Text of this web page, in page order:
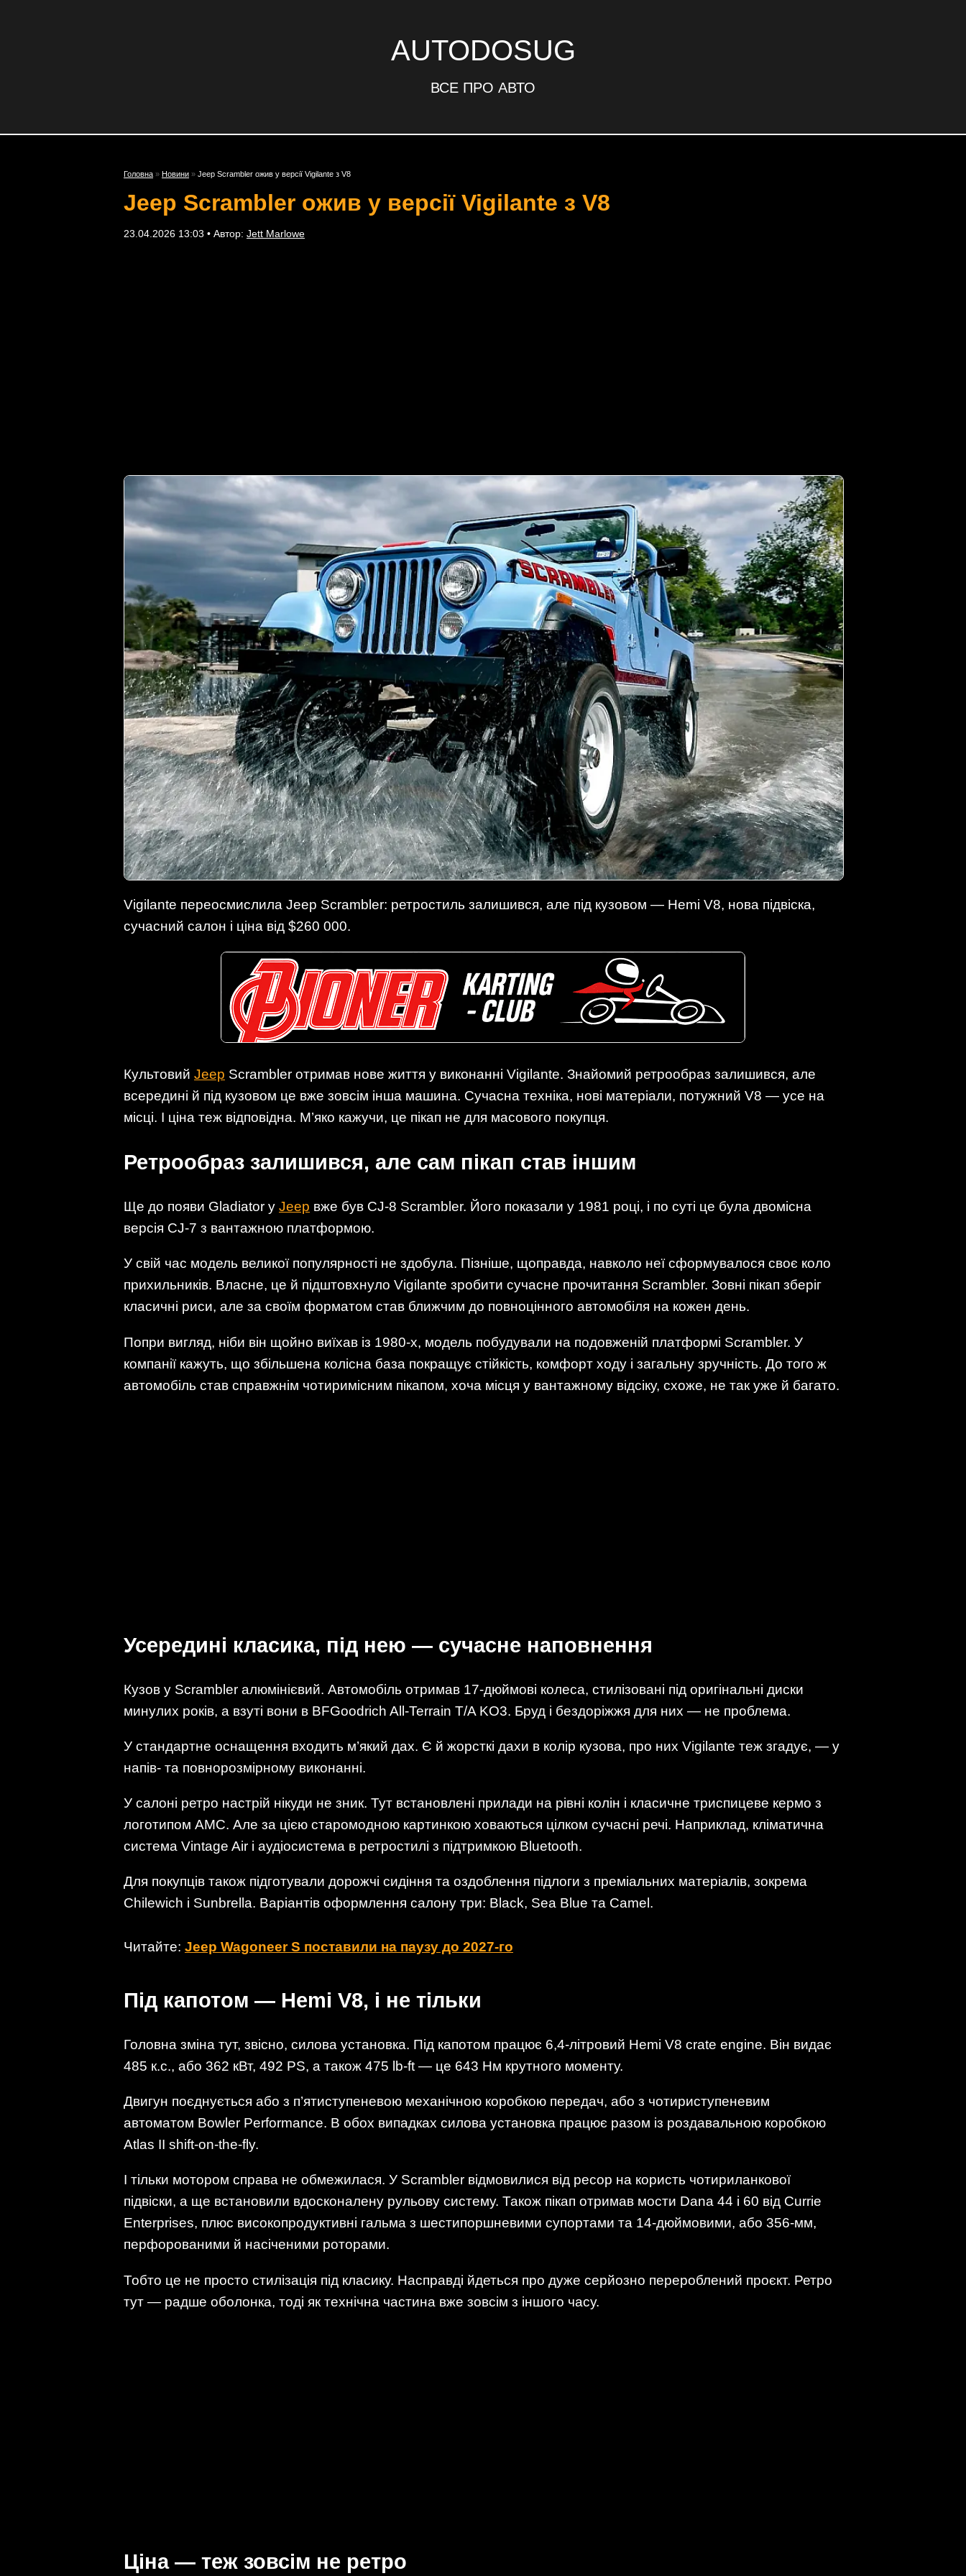
AUTODOSUG
ВСЕ ПРО АВТО
Головна » Новини » Jeep Scrambler ожив у версії Vigilante з V8
Jeep Scrambler ожив у версії Vigilante з V8
23.04.2026 13:03 • Автор: Jett Marlowe
Vigilante переосмислила Jeep Scrambler: ретростиль залишився, але під кузовом — Hemi V8, нова підвіска,
сучасний салон і ціна від $260 000.
Культовий Jeep Scrambler отримав нове життя у виконанні Vigilante. Знайомий ретрообраз залишився, але
всередині й під кузовом це вже зовсім інша машина. Сучасна техніка, нові матеріали, потужний V8 — усе на
місці. І ціна теж відповідна. М’яко кажучи, це пікап не для масового покупця.
Ретрообраз залишився, але сам пікап став іншим
Ще до появи Gladiator у Jeep вже був CJ-8 Scrambler. Його показали у 1981 році, і по суті це була двомісна
версія CJ-7 з вантажною платформою.
У свій час модель великої популярності не здобула. Пізніше, щоправда, навколо неї сформувалося своє коло
прихильників. Власне, це й підштовхнуло Vigilante зробити сучасне прочитання Scrambler. Зовні пікап зберіг
класичні риси, але за своїм форматом став ближчим до повноцінного автомобіля на кожен день.
Попри вигляд, ніби він щойно виїхав із 1980-х, модель побудували на подовженій платформі Scrambler. У
компанії кажуть, що збільшена колісна база покращує стійкість, комфорт ходу і загальну зручність. До того ж
автомобіль став справжнім чотиримісним пікапом, хоча місця у вантажному відсіку, схоже, не так уже й багато.
Усередині класика, під нею — сучасне наповнення
Кузов у Scrambler алюмінієвий. Автомобіль отримав 17-дюймові колеса, стилізовані під оригінальні диски
минулих років, а взуті вони в BFGoodrich All-Terrain T/A KO3. Бруд і бездоріжжя для них — не проблема.
У стандартне оснащення входить м’який дах. Є й жорсткі дахи в колір кузова, про них Vigilante теж згадує, — у
напів- та повнорозмірному виконанні.
У салоні ретро настрій нікуди не зник. Тут встановлені прилади на рівні колін і класичне триспицеве кермо з
логотипом AMC. Але за цією старомодною картинкою ховаються цілком сучасні речі. Наприклад, кліматична
система Vintage Air і аудіосистема в ретростилі з підтримкою Bluetooth.
Для покупців також підготували дорожчі сидіння та оздоблення підлоги з преміальних матеріалів, зокрема
Chilewich і Sunbrella. Варіантів оформлення салону три: Black, Sea Blue та Camel.
Читайте: Jeep Wagoneer S поставили на паузу до 2027-го
Під капотом — Hemi V8, і не тільки
Головна зміна тут, звісно, силова установка. Під капотом працює 6,4-літровий Hemi V8 crate engine. Він видає
485 к.с., або 362 кВт, 492 PS, а також 475 lb-ft — це 643 Нм крутного моменту.
Двигун поєднується або з п’ятиступеневою механічною коробкою передач, або з чотириступеневим
автоматом Bowler Performance. В обох випадках силова установка працює разом із роздавальною коробкою
Atlas II shift-on-the-fly.
І тільки мотором справа не обмежилася. У Scrambler відмовилися від ресор на користь чотириланкової
підвіски, а ще встановили вдосконалену рульову систему. Також пікап отримав мости Dana 44 і 60 від Currie
Enterprises, плюс високопродуктивні гальма з шестипоршневими супортами та 14-дюймовими, або 356-мм,
перфорованими й насіченими роторами.
Тобто це не просто стилізація під класику. Насправді йдеться про дуже серйозно перероблений проєкт. Ретро
тут — радше оболонка, тоді як технічна частина вже зовсім з іншого часу.
Ціна — теж зовсім не ретро